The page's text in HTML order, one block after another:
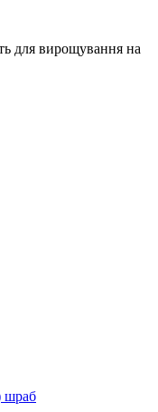
для вирощування на
шраб